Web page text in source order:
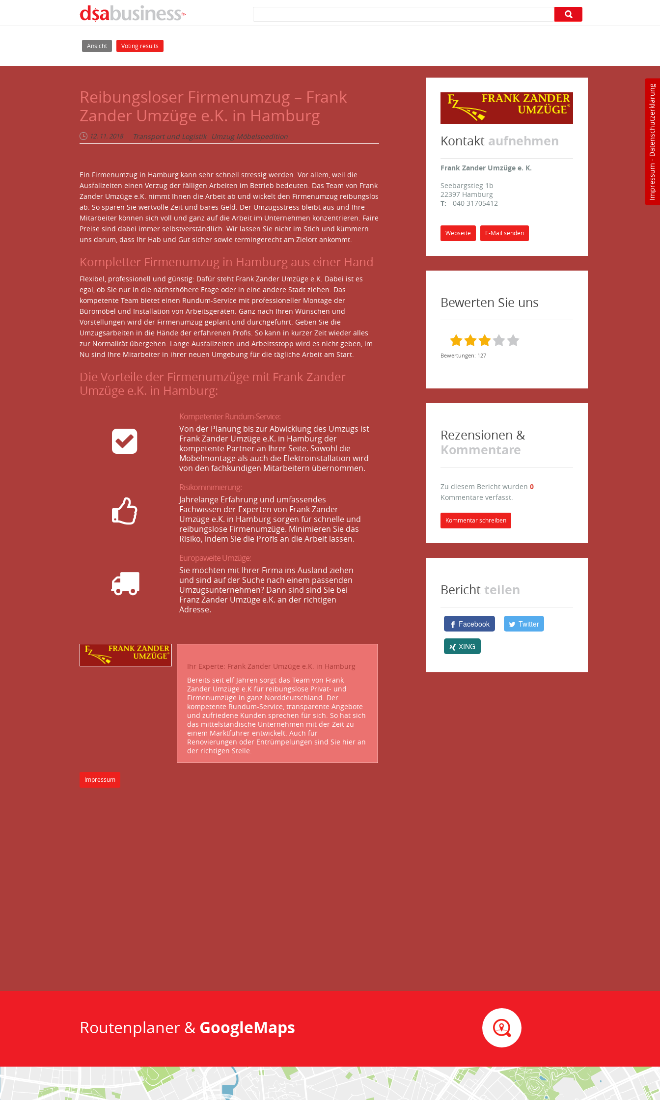
Impressum
-
Datenschutzerklärung
Haupt-Reiter
Ansicht (aktiver Reiter)
Voting results
Reibungsloser Firmenumzug – Frank
Zander Umzüge e.K. in Hamburg
12. 11. 2018 Transport und Logistik Umzug Möbelspedition
Ein Firmenumzug in Hamburg kann sehr schnell stressig werden. Vor allem, weil die
Ausfallzeiten einen Verzug der fälligen Arbeiten im Betrieb bedeuten. Das Team von Frank
Zander Umzüge e.K. nimmt Ihnen die Arbeit ab und wickelt den Firmenumzug reibungslos
ab. So sparen Sie wertvolle Zeit und bares Geld. Der Umzugsstress bleibt aus und Ihre
Mitarbeiter können sich voll und ganz auf die Arbeit im Unternehmen konzentrieren. Faire
Preise sind dabei immer selbstverständlich. Wir lassen Sie nicht im Stich und kümmern
uns darum, dass Ihr Hab und Gut sicher sowie termingerecht am Zielort ankommt.
Kompletter Firmenumzug in Hamburg aus einer Hand
Flexibel, professionell und günstig: Dafür steht Frank Zander Umzüge e.K. Dabei ist es
egal, ob Sie nur in die nächsthöhere Etage oder in eine andere Stadt ziehen. Das
kompetente Team bietet einen Rundum-Service mit professioneller Montage der
Büromöbel und Installation von Arbeitsgeräten. Ganz nach Ihren Wünschen und
Vorstellungen wird der Firmenumzug geplant und durchgeführt. Geben Sie die
Umzugsarbeiten in die Hände der erfahrenen Profis. So kann in kurzer Zeit wieder alles
zur Normalität übergehen. Lange Ausfallzeiten und Arbeitsstopp wird es nicht geben, im
Nu sind Ihre Mitarbeiter in ihrer neuen Umgebung für die tägliche Arbeit am Start.
Die Vorteile der Firmenumzüge mit Frank Zander
Umzüge e.K. in Hamburg:
Kompetenter Rundum-Service:
Von der Planung bis zur Abwicklung des Umzugs ist
Frank Zander Umzüge e.K. in Hamburg der
kompetente Partner an Ihrer Seite. Sowohl die
Möbelmontage als auch die Elektroinstallation wird
von den fachkundigen Mitarbeitern übernommen.
Risikominimierung:
Jahrelange Erfahrung und umfassendes
Fachwissen der Experten von Frank Zander
Umzüge e.K. in Hamburg sorgen für schnelle und
reibungslose Firmenumzüge. Minimieren Sie das
Risiko, indem Sie die Profis an die Arbeit lassen.
Europaweite Umzüge:
Sie möchten mit Ihrer Firma ins Ausland ziehen
und sind auf der Suche nach einem passenden
Umzugsunternehmen? Dann sind sind Sie bei
Franz Zander Umzüge e.K. an der richtigen
Adresse.
Ihr Experte: Frank Zander Umzüge e.K. in Hamburg
Bereits seit elf Jahren sorgt das Team von Frank
Zander Umzüge e.K für reibungslose Privat- und
Firmenumzüge in ganz Norddeutschland. Der
kompetente Rundum-Service, transparente Angebote
und zufriedene Kunden sprechen für sich. So hat sich
das mittelständische Unternehmen mit der Zeit zu
einem Marktführer entwickelt. Auch für
Renovierungen oder Entrümpelungen sind Sie hier an
der richtigen Stelle.
Impressum
Kontakt aufnehmen
Frank Zander Umzüge e. K.
Seebargstieg 1b
22397 Hamburg
T:
040 31705412
Webseite E-Mail senden
Bewerten Sie uns
Bewertungen: 127
Rezensionen &
Kommentare
Zu diesem Bericht wurden 0
Kommentare verfasst.
Kommentar schreiben
Bericht teilen
Facebook Twitter
XING
Routenplaner & GoogleMaps